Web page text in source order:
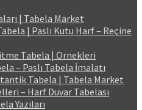
| Tabela Market
| Paslı Kutu Harf – Reçine
Tabela | Örnekleri
– Paslı Tabela İmalatı
Tabela | Tabela Market
– Harf Duvar Tabelası
Yazıları